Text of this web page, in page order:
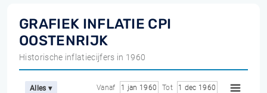
GRAFIEK INFLATIE CPI
OOSTENRIJK
Historische inflatiecijfers in 1960
Alles ▾ Vanaf 1 jan 1960 Tot 1 dec 1960